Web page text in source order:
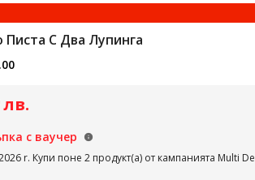
С Два Лупинга
лв.
с ваучер
r. Купи поне 2 продукт(а) от кампанията Multi